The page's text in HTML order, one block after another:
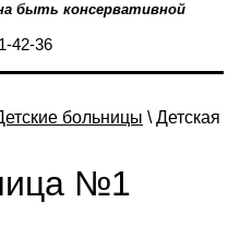
быть консервативной
42-36
больницы \ Детская
№1